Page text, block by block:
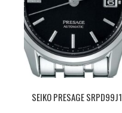
SEIKO PRESAGE SRPD99J1